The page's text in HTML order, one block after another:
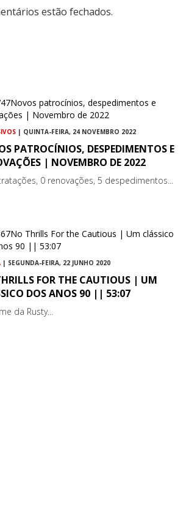
estão fechados.
| QUINTA-FEIRA, 24 NOVEMBRO 2022
PATROCÍNIOS, DESPEDIMENTOS E
| NOVEMBRO DE 2022
0 renovações, 5 despedimentos...
| SEGUNDA-FEIRA, 22 JUNHO 2020
FOR THE CAUTIOUS | UM
DOS ANOS 90 || 53:07
da Rusty...